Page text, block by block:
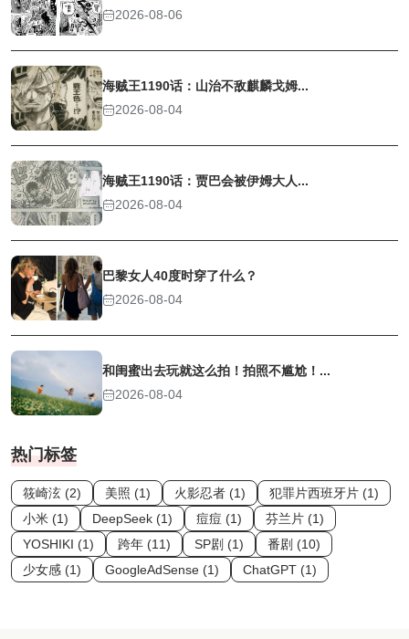
2026-08-06
海贼王1190话：山治不敌麒麟戈姆...
2026-08-04
海贼王1190话：贾巴会被伊姆大人...
2026-08-04
巴黎女人40度时穿了什么？
2026-08-04
和闺蜜出去玩就这么拍！拍照不尴尬！...
2026-08-04
热门标签
筱崎泫 (2) 美照 (1) 火影忍者 (1)
犯罪片西班牙片 (1)
小米 (1)
DeepSeek (1) 痘痘 (1)
芬兰片 (1)
YOSHIKI (1)
跨年 (11) SP剧 (1)
番剧 (10)
少女感 (1)
GoogleAdSense (1) ChatGPT (1)